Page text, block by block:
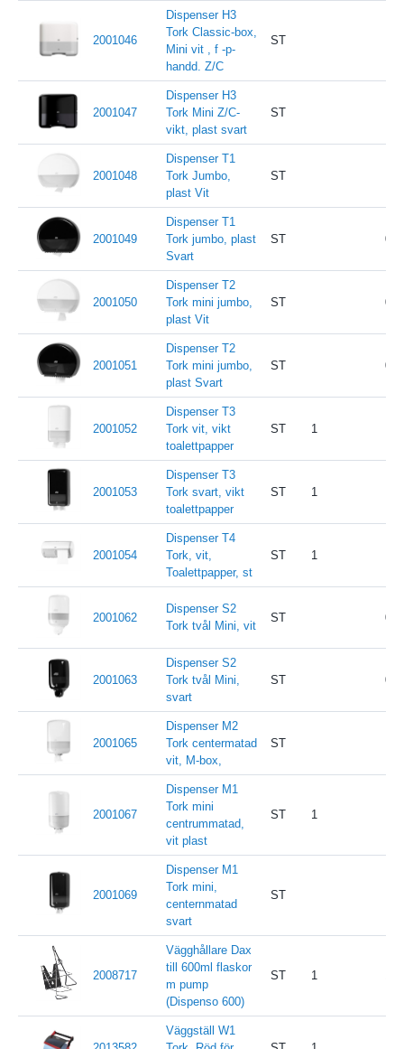
2001046
Dispenser H3
Tork Classic-box,
Mini vit , f -p-
handd. Z/C
ST
2001047
Dispenser H3
Tork Mini Z/C-
vikt, plast svart
ST
2001048
Dispenser T1
Tork Jumbo,
plast Vit
ST
2001049
Dispenser T1
Tork jumbo, plast
Svart
ST 0
2001050
Dispenser T2
Tork mini jumbo,
plast Vit
ST 0
2001051
Dispenser T2
Tork mini jumbo,
plast Svart
ST 0
2001052
Dispenser T3
Tork vit, vikt
toalettpapper
ST 1
2001053
Dispenser T3
Tork svart, vikt
toalettpapper
ST 1
2001054
Dispenser T4
Tork, vit,
Toalettpapper, st
ST 1
2001062
Dispenser S2
Tork tvål Mini, vit
ST 0
2001063
Dispenser S2
Tork tvål Mini,
svart
ST 0
2001065
Dispenser M2
Tork centermatad
vit, M-box,
ST
2001067
Dispenser M1
Tork mini
centrummatad,
vit plast
ST 1
2001069
Dispenser M1
Tork mini,
centernmatad
svart
ST
2008717
Vägghållare Dax
till 600ml flaskor
m pump
(Dispenso 600)
ST 1
Väggställ W1